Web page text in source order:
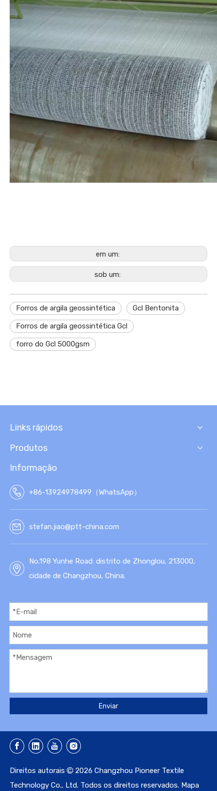
em um:
sob um:
Forros de argila geossintética Gcl Bentonita
Forros de argila geossintética Gcl
forro do Gcl 5000gsm
Links rápidos
Produtos
Informação
+86-13924978499（WhatsApp）
stefan.jiao@ptt-china.com
No.198 Yunhe Road: distrito de Zhonglou, 213000,
cidade de Changzhou, China.
Enviar
Direitos autorais  2026 Changzhou Pioneer Textile
Technology Co., Ltd. Todos os direitos reservados. Mapa